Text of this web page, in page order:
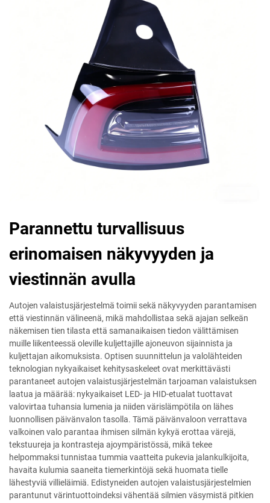
Parannettu turvallisuus
erinomaisen näkyvyyden ja
viestinnän avulla
Autojen valaistusjärjestelmä toimii sekä näkyvyyden parantamisen
että viestinnän välineenä, mikä mahdollistaa sekä ajajan selkeän
näkemisen tien tilasta että samanaikaisen tiedon välittämisen
muille liikenteessä oleville kuljettajille ajoneuvon sijainnista ja
kuljettajan aikomuksista. Optisen suunnittelun ja valolähteiden
teknologian nykyaikaiset kehitysaskeleet ovat merkittävästi
parantaneet autojen valaistusjärjestelmän tarjoaman valaistuksen
laatua ja määrää: nykyaikaiset LED- ja HID-etualat tuottavat
valovirtaa tuhansia lumenia ja niiden värislämpötila on lähes
luonnollisen päivänvalon tasolla. Tämä päivänvaloon verrattava
valkoinen valo parantaa ihmisen silmän kykyä erottaa värejä,
tekstuureja ja kontrasteja ajoympäristössä, mikä tekee
helpommaksi tunnistaa tummia vaatteita pukevia jalankulkijoita,
havaita kulumia saaneita tiemerkintöjä sekä huomata tielle
lähestyviä villieläimiä. Edistyneiden autojen valaistusjärjestelmien
parantunut värintuottoindeksi vähentää silmien väsymistä pitkien